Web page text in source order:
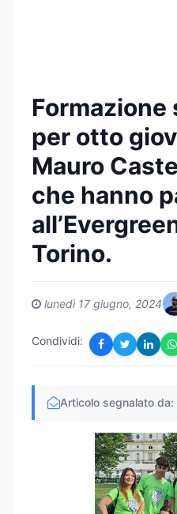
Formazione
per otto
Mauro
che hanno
Torino.
lunedì 17 giugno, 2024
Condividi:
Articolo segnalato da: